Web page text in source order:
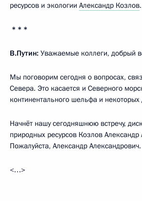
ресурсов и экологии Александр Козлов.
* * *
В.Путин: Уважаемые коллеги, добрый
Мы поговорим сегодня о вопросах,
Севера. Это касается и Северного
континентального шельфа и некоторых
Начнёт нашу сегодняшнюю встречу,
природных ресурсов Козлов Александр
Пожалуйста, Александр Александрович.
<…>